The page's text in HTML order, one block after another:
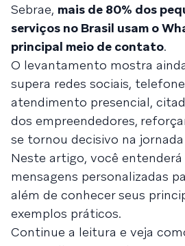
Sebrae, mais de 80% dos
serviços no Brasil usam o
principal meio de contato.
O levantamento mostra
supera redes sociais,
atendimento presencial,
dos empreendedores,
se tornou decisivo na
Neste artigo, você entenderá
mensagens personalizadas
além de conhecer seus
exemplos práticos.
Continue a leitura e veja